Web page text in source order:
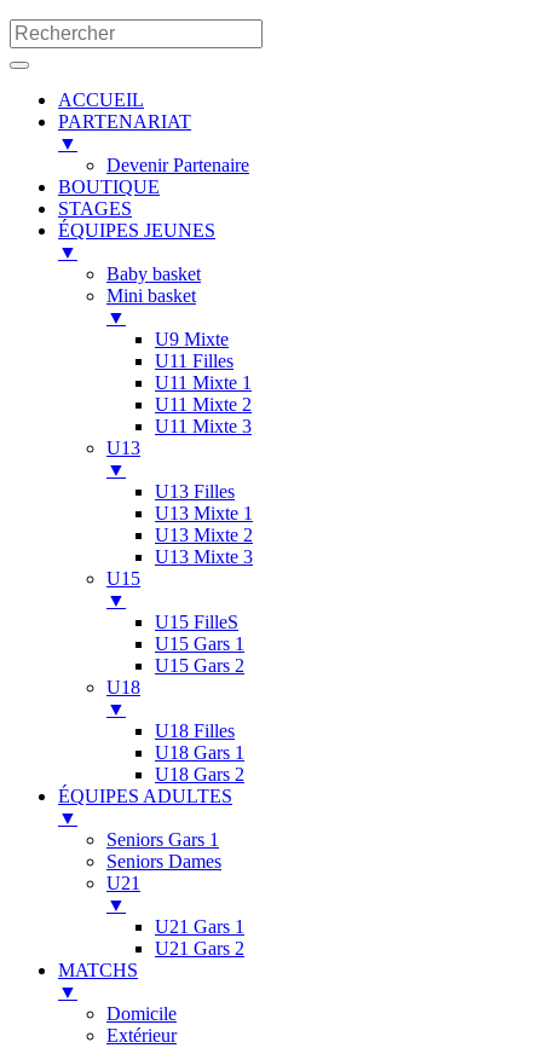
ACCUEIL
PARTENARIAT
▼
Devenir Partenaire
BOUTIQUE
STAGES
ÉQUIPES JEUNES
▼
Baby basket
Mini basket
▼
U9 Mixte
U11 Filles
U11 Mixte 1
U11 Mixte 2
U11 Mixte 3
U13
▼
U13 Filles
U13 Mixte 1
U13 Mixte 2
U13 Mixte 3
U15
▼
U15 FilleS
U15 Gars 1
U15 Gars 2
U18
▼
U18 Filles
U18 Gars 1
U18 Gars 2
ÉQUIPES ADULTES
▼
Seniors Gars 1
Seniors Dames
U21
▼
U21 Gars 1
U21 Gars 2
MATCHS
▼
Domicile
Extérieur